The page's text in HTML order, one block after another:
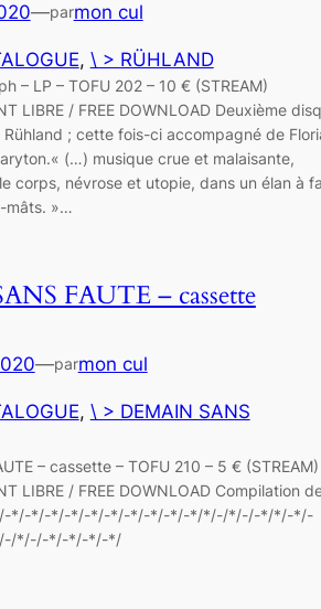
—parmon cul
, \ > RÜHLAND
– LP – TOFU 202 – 10 € (STREAM)
LIBRE / FREE DOWNLOAD Deuxième
; cette fois-ci accompagné de
(…) musique crue et malaisante,
corps, névrose et utopie, dans un élan à
mâts. »…
FAUTE – cassette
—parmon cul
, \ > DEMAIN SANS
– cassette – TOFU 210 – 5 € (STREAM)
LIBRE / FREE DOWNLOAD Compilation
*/-*/-*/-*/-*/-*/-*/-*/-*/-*/*/-/*/-/-*/*/-*/-
*/-/-*/-*/-*/-*/